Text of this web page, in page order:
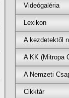
Videógaléria
Lexikon
A kezdetektől
A KK (Mitropa
A Nemzeti
Cikktár